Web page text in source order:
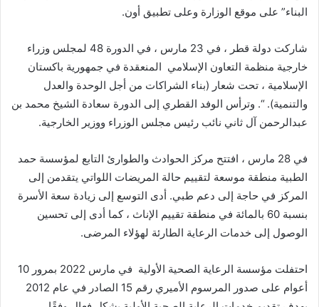
البناء” على موقع الوزارة وعلى تطبيق أون.
شاركت دولة قطر ، في 23 مارس ، في الدورة 48 لمجلس وزراء
خارجية منظمة التعاون الإسلامي المنعقدة في جمهورية باكستان
الإسلامية ، تحت شعار (بناء الشراكات من أجل الوحدة والعدل
والتنمية). “. وترأس الوفد القطري إلى الدورة سعادة الشيخ محمد بن
عبدالرحمن آل ثاني نائب رئيس مجلس الوزراء ووزير الخارجية.
في 28 مارس ، افتتح مركز الحوادث والطوارئ التابع لمؤسسة حمد
الطبية منطقة موسعة لتقييم حالة المريضات اللواتي يتقدمن إلى
المركز في حاجة إلى دعم طبي. أدى التوسع إلى زيادة سعة الأسرة
بنسبة 60 بالمائة في منطقة تقييم الإناث ، كما أدى إلى تحسين
الوصول إلى خدمات الرعاية الطارئة لهؤلاء المرضى.
احتفلت مؤسسة الرعاية الصحية الأولية في مارس 2022 بمرور 10
أعوام على صدور المرسوم الأميري رقم 15 الصادر في عام 2012